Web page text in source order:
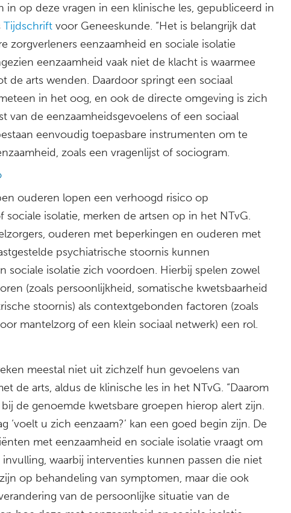
in op deze vragen in een klinische les, gepubliceerd in
Tijdschrift voor Geneeskunde. “Het is belangrijk dat
zorgverleners eenzaamheid en sociale isolatie
eenzaamheid vaak niet de klacht is waarmee
de arts wenden. Daardoor springt een sociaal
in het oog, en ook de directe omgeving is zich
van de eenzaamheidsgevoelens of een sociaal
eenvoudig toepasbare instrumenten om te
zoals een vragenlijst of sociogram.
ouderen lopen een verhoogd risico op
sociale isolatie, merken de artsen op in het NTvG.
ouderen met beperkingen en ouderen met
psychiatrische stoornis kunnen
sociale isolatie zich voordoen. Hierbij spelen zowel
(zoals persoonlijkheid, somatische kwetsbaarheid
stoornis) als contextgebonden factoren (zoals
mantelzorg of een klein sociaal netwerk) een rol.
meestal niet uit zichzelf hun gevoelens van
de arts, aldus de klinische les in het NTvG. “Daarom
de genoemde kwetsbare groepen hierop alert zijn.
‘voelt u zich eenzaam?’ kan een goed begin zijn. De
met eenzaamheid en sociale isolatie vraagt om
waarbij interventies kunnen passen die niet
op behandeling van symptomen, maar die ook
van de persoonlijke situatie van de